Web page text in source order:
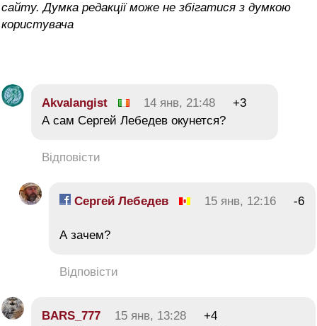
сайту. Думка редакції може не збігатися з думкою
користувача
Akvalangist 14 янв, 21:48
+3
А сам Сергей Лебедев окунется?
Відповісти
Сергей Лебедев 15 янв, 12:16 -6
А зачем?
Відповісти
BARS_777 15 янв, 13:28
+4